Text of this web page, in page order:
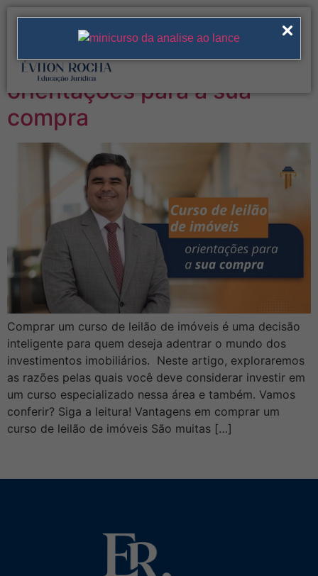
Tag:curso de leilão
Curso de leilão de imóveis:
orientações para a sua
compra
Comprar um curso de leilão de imóveis é uma decisão
inteligente para quem deseja adentrar o mundo dos
investimentos imobiliários. Neste artigo, exploraremos
as razões pelas quais você deve considerar investir em
um curso especializado nessa área e também. Vamos
conferir? Siga a leitura! Vantagens em comprar um
curso de leilão de imóveis São muitas […]